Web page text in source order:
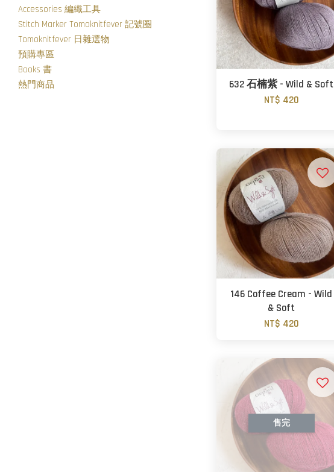
Accessories 編織工具
Stitch Marker Tomoknitfever 記號圈
Tomoknitfever 日雜選物
預購專區
Books 書
熱門商品
632 石楠紫 - Wild & Soft
NT$ 420
146 Coffee Cream - Wild
& Soft
NT$ 420
售完